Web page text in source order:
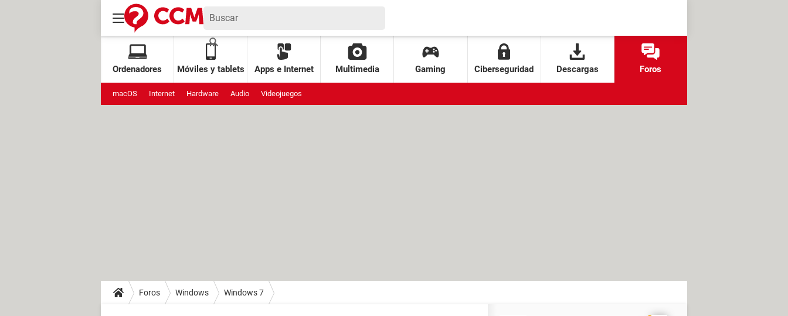
Ordenadores Móviles y tablets Apps e Internet Multimedia Gaming Ciberseguridad Descargas Foros
macOS Internet Hardware Audio Videojuegos
Foros Windows Windows 7